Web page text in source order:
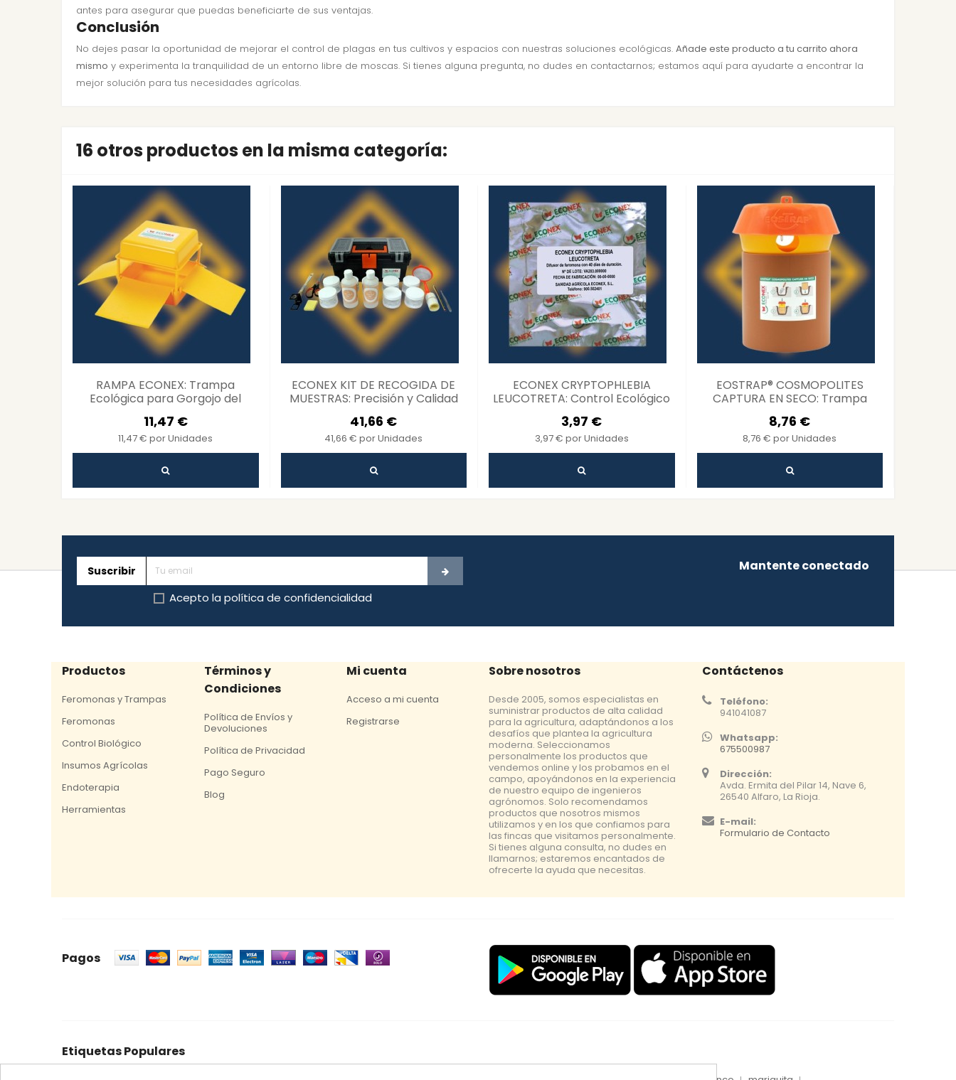
antes para asegurar que puedas beneficiarte de sus ventajas.
Conclusión
No dejes pasar la oportunidad de mejorar el control de plagas en tus cultivos y espacios con nuestras soluciones ecológicas. Añade este producto a tu carrito ahora
mismo y experimenta la tranquilidad de un entorno libre de moscas. Si tienes alguna pregunta, no dudes en contactarnos; estamos aquí para ayudarte a encontrar la
mejor solución para tus necesidades agrícolas.
16 otros productos en la misma categoría:
RAMPA ECONEX: Trampa
Ecológica para Gorgojo del
11,47 €
11,47 € por Unidades
ECONEX KIT DE RECOGIDA DE
MUESTRAS: Precisión y Calidad
41,66 €
41,66 € por Unidades
ECONEX CRYPTOPHLEBIA
LEUCOTRETA: Control Ecológico
de Plagas
3,97 €
3,97 € por Unidades
EOSTRAP® COSMOPOLITES
CAPTURA EN SECO: Trampa
Ecológica Eficaz
8,76 €
8,76 € por Unidades
Suscribir
Acepto la política de confidencialidad
Mantente conectado
Productos
Feromonas y Trampas
Feromonas
Control Biológico
Insumos Agrícolas
Endoterapia
Herramientas
Términos y
Condiciones
Política de Envíos y
Devoluciones
Política de Privacidad
Pago Seguro
Blog
Mi cuenta
Acceso a mi cuenta
Registrarse
Sobre nosotros
Desde 2005, somos especialistas en
suministrar productos de alta calidad
para la agricultura, adaptándonos a los
desafíos que plantea la agricultura
moderna. Seleccionamos
personalmente los productos que
vendemos online y los probamos en el
campo, apoyándonos en la experiencia
de nuestro equipo de ingenieros
agrónomos. Solo recomendamos
productos que nosotros mismos
utilizamos y en los que confiamos para
las fincas que visitamos personalmente.
Si tienes alguna consulta, no dudes en
llamarnos; estaremos encantados de
ofrecerte la ayuda que necesitas.
Contáctenos
Teléfono:
941041087
Whatsapp:
675500987
Dirección:
Avda. Ermita del Pilar 14, Nave 6,
26540 Alfaro, La Rioja.
E-mail:
Formulario de Contacto
Pagos
Etiquetas Populares